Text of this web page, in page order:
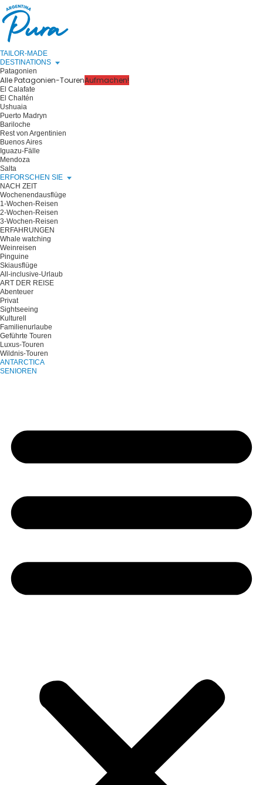
TAILOR-MADE
DESTINATIONS
Patagonien
Alle Patagonien-TourenAufmachen!
El Calafate
El Chaltén
Ushuaia
Puerto Madryn
Bariloche
Rest von Argentinien
Buenos Aires
Iguazu-Fälle
Mendoza
Salta
ERFORSCHEN SIE
NACH ZEIT
Wochenendausflüge
1-Wochen-Reisen
2-Wochen-Reisen
3-Wochen-Reisen
ERFAHRUNGEN
Whale watching
Weinreisen
Pinguine
Skiausflüge
All-inclusive-Urlaub
ART DER REISE
Abenteuer
Privat
Sightseeing
Kulturell
Familienurlaube
Geführte Touren
Luxus-Touren
Wildnis-Touren
ANTARCTICA
SENIOREN